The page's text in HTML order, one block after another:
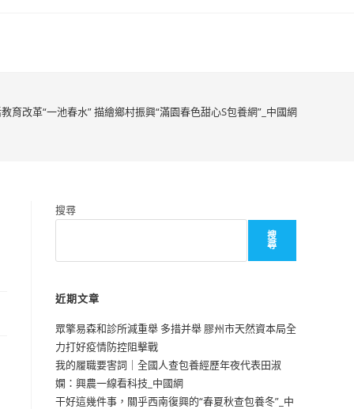
育改革“一池春水” 描繪鄉村振興“滿園春色甜心S包養網”_中國網
搜尋
搜
尋
近期文章
眾擎易森和診所減重舉 多措并舉 膠州市天然資本局全
力打好疫情防控阻擊戰
我的履職要害詞｜全國人查包養經歷年夜代表田淑
嫻：興農一線看科技_中國網
干好這幾件事，關乎西南復興的“春夏秋查包養冬”_中